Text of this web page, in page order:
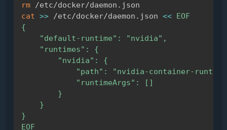
rm
cat >> /etc/docker/daemon.json << EOF
{
    "default-runtime": "nvidia",
    "runtimes": {
        "nvidia": {
"path": "nvidia-container-
            "runtimeArgs": []
        }
    }
}
EOF